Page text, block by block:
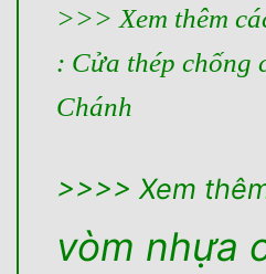
>>> Xem thêm
: Cửa thép chống
Chánh
>>>> Xem
vòm nhựa